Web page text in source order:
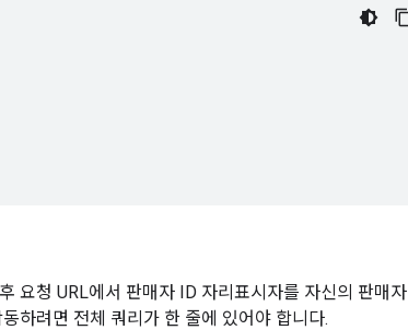
요청 URL에서 판매자 ID 자리표시자를 자신의 판매자
하려면 전체 쿼리가 한 줄에 있어야 합니다.